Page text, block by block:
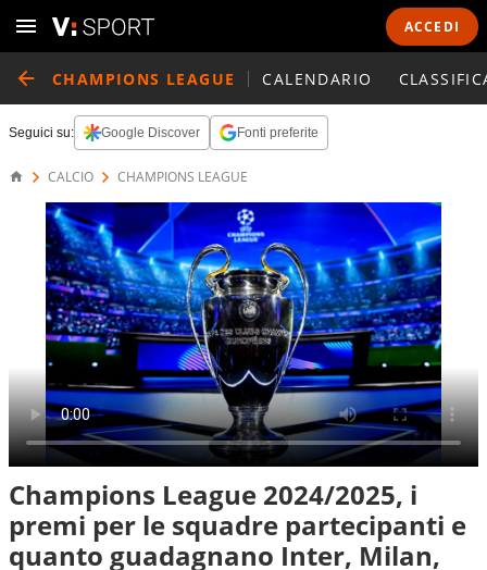
ACCEDI
CHAMPIONS LEAGUE CALENDARIO
Seguici su: Google Discover Fonti preferite
CALCIO CHAMPIONS LEAGUE
Champions League 2024/2025, i
premi per le squadre partecipanti e
quanto guadagnano Inter, Milan,